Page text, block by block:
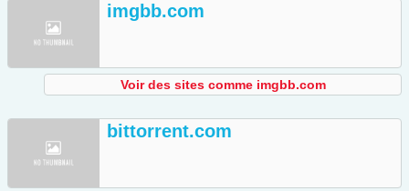
imgbb.com
Voir des sites comme imgbb.com
bittorrent.com